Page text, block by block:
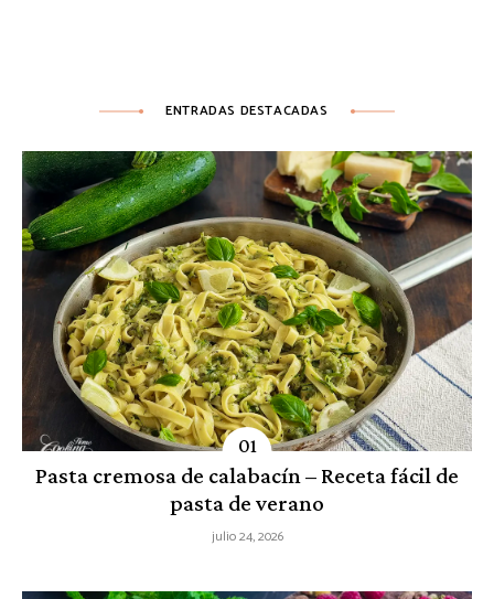
ENTRADAS DESTACADAS
Pasta cremosa de calabacín – Receta fácil de
pasta de verano
julio 24, 2026